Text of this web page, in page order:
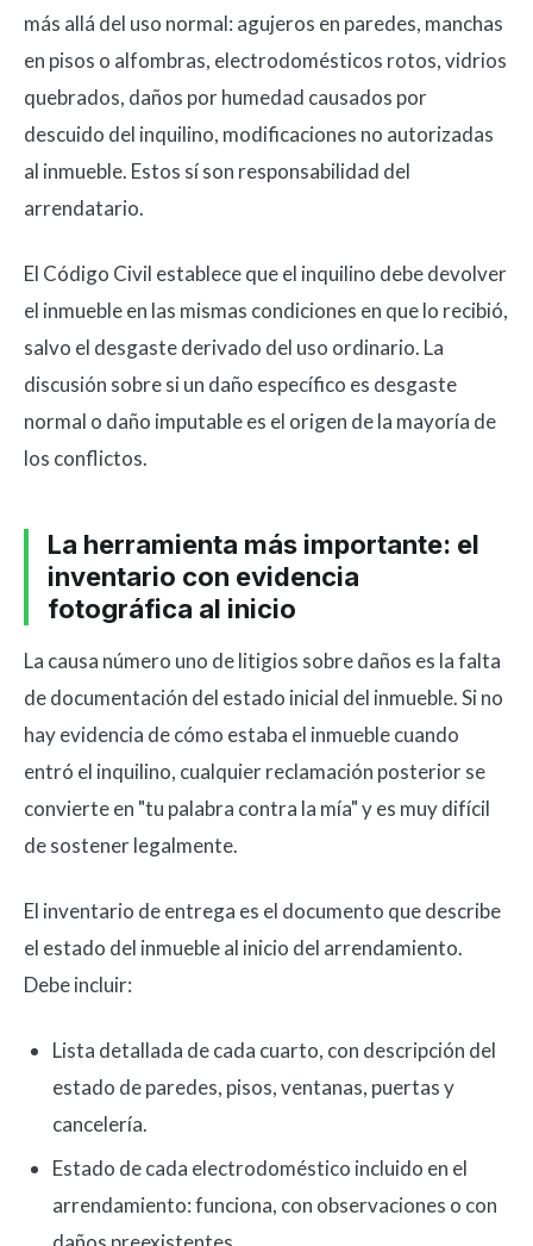
más allá del uso normal: agujeros en paredes, manchas
en pisos o alfombras, electrodomésticos rotos, vidrios
quebrados, daños por humedad causados por
descuido del inquilino, modificaciones no autorizadas
al inmueble. Estos sí son responsabilidad del
arrendatario.
El Código Civil establece que el inquilino debe devolver
el inmueble en las mismas condiciones en que lo recibió,
salvo el desgaste derivado del uso ordinario. La
discusión sobre si un daño específico es desgaste
normal o daño imputable es el origen de la mayoría de
los conflictos.
La herramienta más importante: el
inventario con evidencia
fotográfica al inicio
La causa número uno de litigios sobre daños es la falta
de documentación del estado inicial del inmueble. Si no
hay evidencia de cómo estaba el inmueble cuando
entró el inquilino, cualquier reclamación posterior se
convierte en "tu palabra contra la mía" y es muy difícil
de sostener legalmente.
El inventario de entrega es el documento que describe
el estado del inmueble al inicio del arrendamiento.
Debe incluir:
Lista detallada de cada cuarto, con descripción del
estado de paredes, pisos, ventanas, puertas y
cancelería.
Estado de cada electrodoméstico incluido en el
arrendamiento: funciona, con observaciones o con